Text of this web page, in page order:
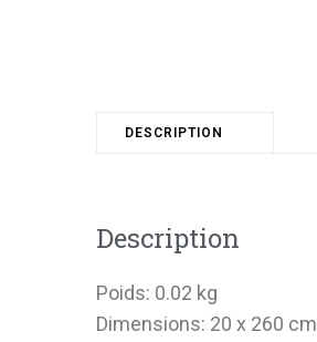
DESCRIPTION
Description
Poids: 0.02 kg
Dimensions: 20 x 260 cm